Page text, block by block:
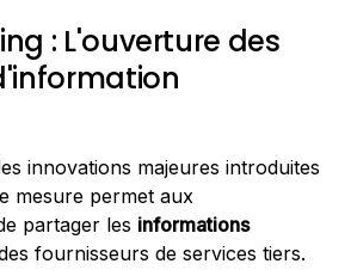
: L'ouverture des
innovations majeures introduites
mesure permet aux
partager les informations
fournisseurs de services tiers.